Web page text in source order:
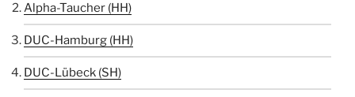
Alpha-Taucher (HH)
DUC-Hamburg (HH)
DUC-Lübeck (SH)